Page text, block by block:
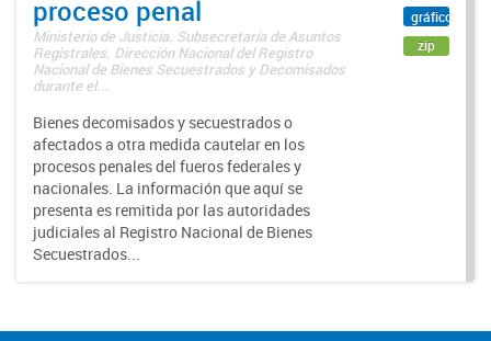
proceso penal
Ministerio de Justicia. Subsecretaría de Asuntos
Registrales. Dirección Nacional del Registro
Nacional de Bienes Secuestrados y Decomisados
durante el...
Bienes decomisados y secuestrados o
afectados a otra medida cautelar en los
procesos penales del fueros federales y
nacionales. La información que aquí se
presenta es remitida por las autoridades
judiciales al Registro Nacional de Bienes
Secuestrados...
gráfico
zip